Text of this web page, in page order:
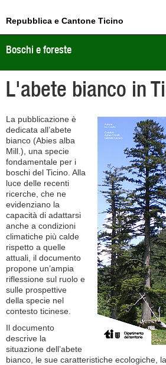
Repubblica e Cantone Ticino
Boschi e foreste
L'abete bianco in
La pubblicazione è
dedicata all’abete
bianco (Abies alba
Mill.), una specie
fondamentale per i
boschi del Ticino. Alla
luce delle recenti
ricerche, che ne
evidenziano la
capacità di adattarsi
anche a condizioni
climatiche più calde
rispetto a quelle
attuali, il documento
propone un’ampia
riflessione sul ruolo e
sulle prospettive
della specie nel
contesto ticinese.
Il documento
descrive la
situazione dell’abete
bianco, le sue caratteristiche ecologiche,